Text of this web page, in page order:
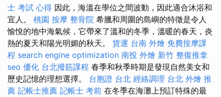
士 考試 心得 因此，海溫在學位之間波動，因此適合沐浴和
宜人。 桃園 按摩 整骨院 希臘和周圍的島嶼的特徵是令人
愉悅的地中海氣候，它帶來了溫和的冬季，溫暖的春天，炎
熱的夏天和陽光明媚的秋天。 貨運 台南 外燴 免費按摩課
程 search engine optimization 南投 外燴 新竹 整復推拿
seo 優化 台北撥筋課程 春季和秋季時期是發現自然美女和
歷史記憶的理想選擇。 台胞證 台北 經絡調理 台北 外燴 推
薦 記帳士推薦 記帳士 考前 在冬季在海灘上預訂特殊的最